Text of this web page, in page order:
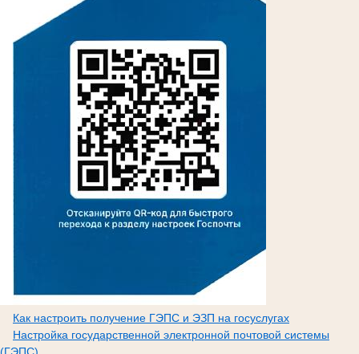
Как настроить получение ГЭПС и ЭЗП на госуслугах
Настройка государственной электронной почтовой системы